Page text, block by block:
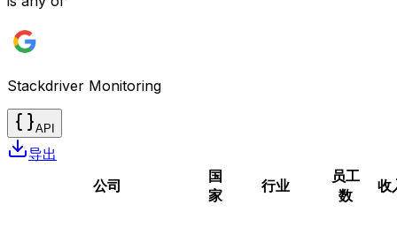
Stackdriver Monitoring
API
导出
公司
国
家
行业
员工
数
收